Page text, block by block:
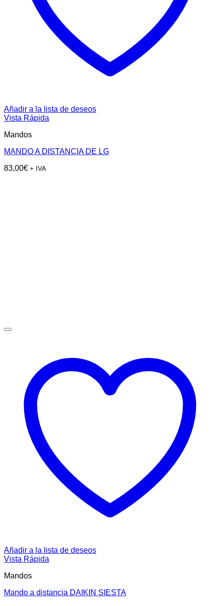
Añadir a la lista de deseos
Vista Rápida
Mandos
MANDO A DISTANCIA DE LG
83,00€ + IVA
Añadir a la lista de deseos
Vista Rápida
Mandos
Mando a distancia DAIKIN SIESTA